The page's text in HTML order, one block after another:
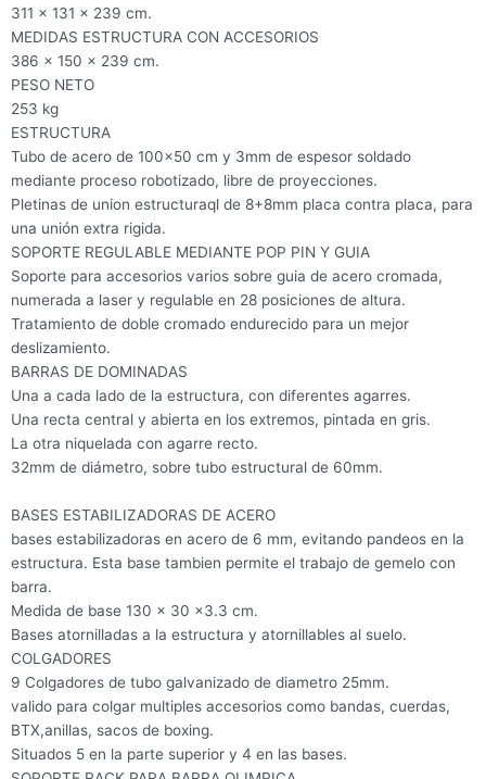
311 x 131 x 239 cm.
MEDIDAS ESTRUCTURA CON ACCESORIOS
386 x 150 x 239 cm.
PESO NETO
253 kg
ESTRUCTURA
Tubo de acero de 100×50 cm y 3mm de espesor soldado
mediante proceso robotizado, libre de proyecciones.
Pletinas de union estructuraql de 8+8mm placa contra placa, para
una unión extra rigida.
SOPORTE REGULABLE MEDIANTE POP PIN Y GUIA
Soporte para accesorios varios sobre guia de acero cromada,
numerada a laser y regulable en 28 posiciones de altura.
Tratamiento de doble cromado endurecido para un mejor
deslizamiento.
BARRAS DE DOMINADAS
Una a cada lado de la estructura, con diferentes agarres.
Una recta central y abierta en los extremos, pintada en gris.
La otra niquelada con agarre recto.
32mm de diámetro, sobre tubo estructural de 60mm.
BASES ESTABILIZADORAS DE ACERO
bases estabilizadoras en acero de 6 mm, evitando pandeos en la
estructura. Esta base tambien permite el trabajo de gemelo con
barra.
Medida de base 130 x 30 x3.3 cm.
Bases atornilladas a la estructura y atornillables al suelo.
COLGADORES
9 Colgadores de tubo galvanizado de diametro 25mm.
valido para colgar multiples accesorios como bandas, cuerdas,
BTX,anillas, sacos de boxing.
Situados 5 en la parte superior y 4 en las bases.